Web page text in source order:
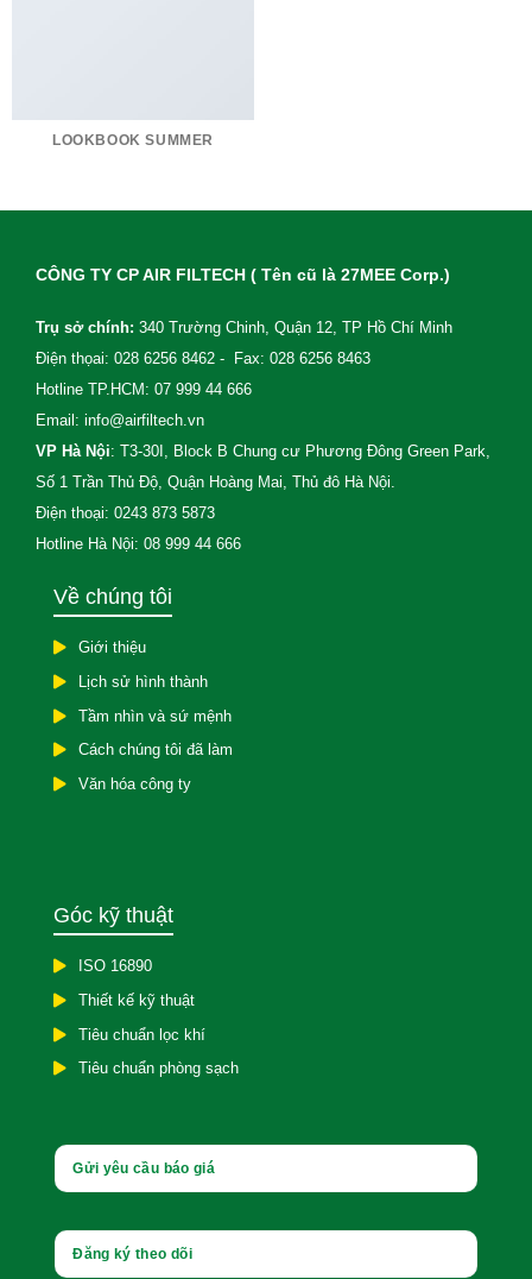
LOOKBOOK SUMMER
CÔNG TY CP AIR FILTECH ( Tên cũ là 27MEE Corp.)
Trụ sở chính: 340 Trường Chinh, Quận 12, TP Hồ Chí Minh
Điện thọai: 028 6256 8462 - Fax: 028 6256 8463
Hotline TP.HCM: 07 999 44 666
Email: info@airfiltech.vn
VP Hà Nội: T3-30I, Block B Chung cư Phương Đông Green Park,
Số 1 Trần Thủ Độ, Quận Hoàng Mai, Thủ đô Hà Nội.
Điện thoại: 0243 873 5873
Hotline Hà Nội: 08 999 44 666
Về chúng tôi
Giới thiệu
Lịch sử hình thành
Tầm nhìn và sứ mệnh
Cách chúng tôi đã làm
Văn hóa công ty
Góc kỹ thuật
ISO 16890
Thiết kế kỹ thuật
Tiêu chuẩn lọc khí
Tiêu chuẩn phòng sạch
Gửi yêu cầu báo giá
Đăng ký theo dõi